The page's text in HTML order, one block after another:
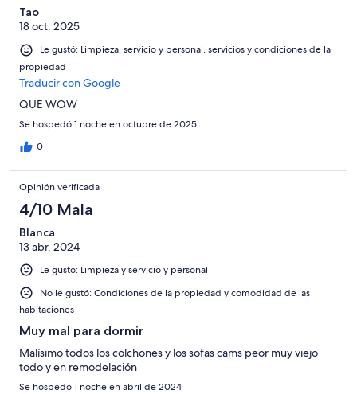
Tao
18 oct. 2025
Le gustó: Limpieza, servicio y personal, servicios y condiciones de la
propiedad
Traducir con Google
QUE WOW
Se hospedó 1 noche en octubre de 2025
0
Opinión verificada
4/10 Mala
Blanca
13 abr. 2024
Le gustó: Limpieza y servicio y personal
No le gustó: Condiciones de la propiedad y comodidad de las
habitaciones
Muy mal para dormir
Malísimo todos los colchones y los sofas cams peor muy viejo
todo y en remodelación
Se hospedó 1 noche en abril de 2024